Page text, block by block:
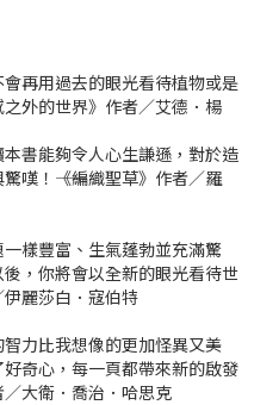
再用過去的眼光看待植物或是
之外的世界》作者／艾德．楊
書能夠令人心生謙遜，對於造
嘆！――《編織聖草》作者／羅
樣豐富、生氣蓬勃並充滿驚
，你將會以全新的眼光看待世
伊麗莎白．寇伯特
力比我想像的更加怪異又美
奇心，每一頁都帶來新的啟發
／大衛．喬治．哈思克